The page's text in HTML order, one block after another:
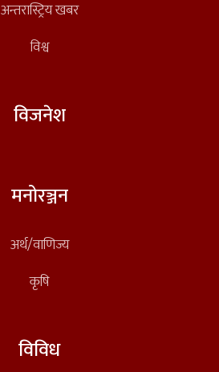
अन्तरास्ट्रिय खबर
विश्व
विजनेश
मनोरञ्जन
अर्थ/वाणिज्य
कृषि
विविध